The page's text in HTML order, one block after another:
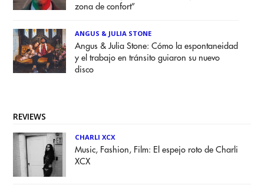
zona de confort”
ANGUS & JULIA STONE
Angus & Julia Stone: Cómo la espontaneidad
y el trabajo en tránsito guiaron su nuevo
disco
REVIEWS
CHARLI XCX
Music, Fashion, Film: El espejo roto de Charli
XCX